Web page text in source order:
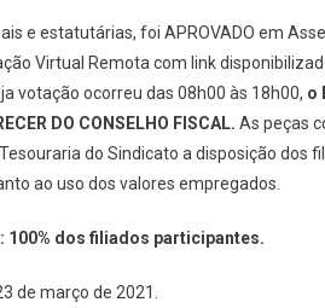
e estatutárias, foi APROVADO em
Virtual Remota com link
votação ocorreu das 08h00 às 18h00, o
DO CONSELHO FISCAL. As peças
do Sindicato a disposição dos
ao uso dos valores empregados.
100% dos filiados participantes.
de março de 2021.